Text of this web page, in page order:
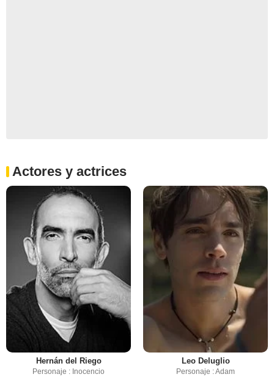
Actores y actrices
Hernán del Riego
Personaje : Inocencio
Leo Deluglio
Personaje : Adam